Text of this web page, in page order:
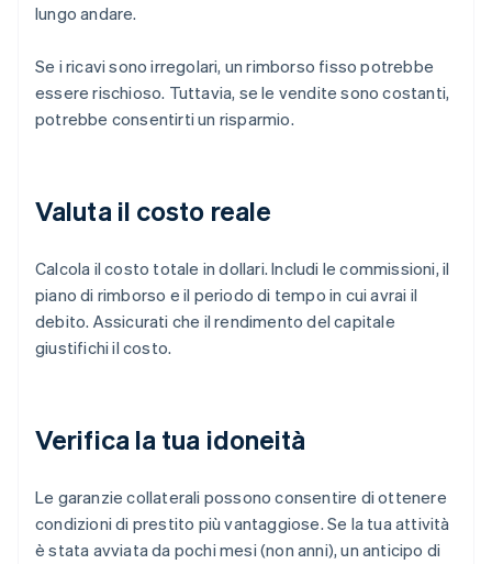
lungo andare.
Se i ricavi sono irregolari, un rimborso fisso potrebbe
essere rischioso. Tuttavia, se le vendite sono costanti,
potrebbe consentirti un risparmio.
Valuta il costo reale
Calcola il costo totale in dollari. Includi le commissioni, il
piano di rimborso e il periodo di tempo in cui avrai il
debito. Assicurati che il rendimento del capitale
giustifichi il costo.
Verifica la tua idoneità
Le garanzie collaterali possono consentire di ottenere
condizioni di prestito più vantaggiose. Se la tua attività
è stata avviata da pochi mesi (non anni), un anticipo di